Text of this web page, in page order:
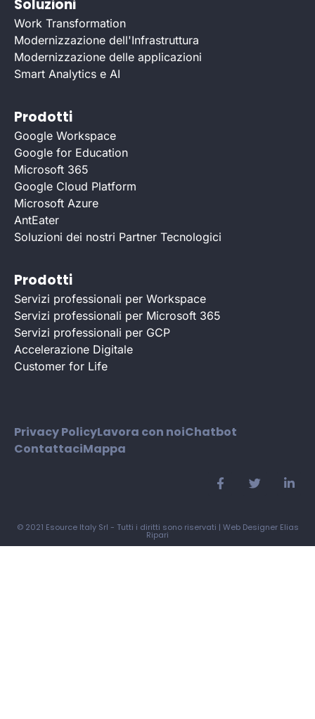
Soluzioni
Work Transformation
Modernizzazione dell'Infrastruttura
Modernizzazione delle applicazioni
Smart Analytics e AI
Prodotti
Google Workspace
Google for Education
Microsoft 365
Google Cloud Platform
Microsoft Azure
AntEater
Soluzioni dei nostri Partner Tecnologici
Prodotti
Servizi professionali per Workspace
Servizi professionali per Microsoft 365
Servizi professionali per GCP
Accelerazione Digitale
Customer for Life
Privacy PolicyLavora con noiChatbot
ContattaciMappa
© 2021 Esource Italy Srl - Tutti i diritti sono riservati | Web Designer Elias
Ripari